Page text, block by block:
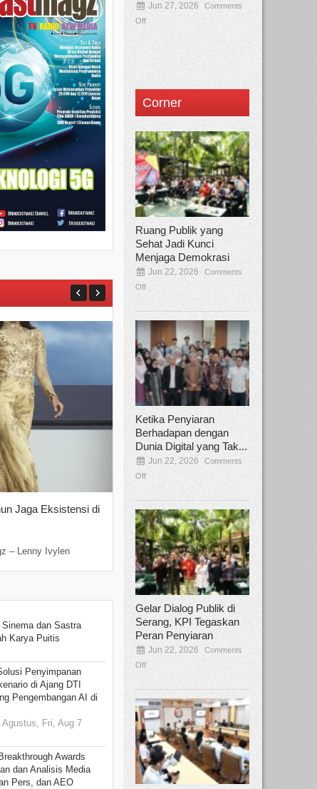
Jaga Eksistensi di
– Lenny Ivylen
Yan Senjaya, Kreativitas Lima
Sinema Indonesia
Dec 22, 2025 Comments Off
Jakarta, Broadcastmagz – Yan Senjaya
dan Sastra
Karya Puitis
Penyimpanan
di Ajang DTI
Pengembangan AI di
Fri, Aug 7
Awards
dan Analisis Media
Pers, dan AEO
Jun 27, 2026
Comments
Off
Corner
Ruang Publik yang
Sehat Jadi Kunci
Menjaga Demokrasi
Jun 22, 2026
Comments
Off
Ketika Penyiaran
Berhadapan dengan
Dunia Digital yang Tak...
Jun 22, 2026
Comments
Off
Gelar Dialog Publik di
Serang, KPI Tegaskan
Peran Penyiaran
Jun 22, 2026
Comments
Off